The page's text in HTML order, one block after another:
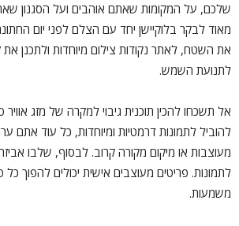
שלכם, על המקומות שאתם אוהבים ועל הסגנון
מאוד לבקר בלוקיישן יחד עם הצלם לפני יום
את השטח, לאתר נקודות צילום מיוחדות ולתכנן את
לתנועת השמש.
אל תשכחו להכין תוכנית גיבוי למקרה של מזג אוויר
להוביל לתמונות דרמטיות ומיוחדות, כל עוד אתם
מעוצבות או מיקום מקורה קרוב. לבסוף, שלבו
לתמונות. פריטים מעוצבים אישית יכולים להפוך כל
משמעות.